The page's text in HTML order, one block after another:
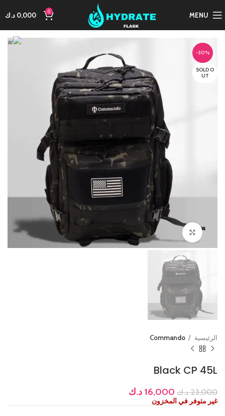
MENU
0
0,000 د.ك
-30%
SOLD O
UT
Click to enlarge
الرئيسية Commando
Black CP 45L
23,000 د.ك 16,000 د.ك
غير متوفر في المخزون